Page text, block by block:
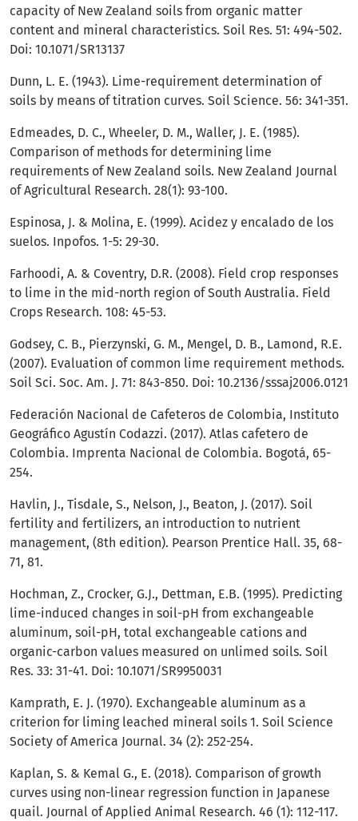
capacity of New Zealand soils from organic matter
content and mineral characteristics. Soil Res. 51: 494-502.
Doi: 10.1071/SR13137
Dunn, L. E. (1943). Lime-requirement determination of
soils by means of titration curves. Soil Science. 56: 341-351.
Edmeades, D. C., Wheeler, D. M., Waller, J. E. (1985).
Comparison of methods for determining lime
requirements of New Zealand soils. New Zealand Journal
of Agricultural Research. 28(1): 93-100.
Espinosa, J. & Molina, E. (1999). Acidez y encalado de los
suelos. Inpofos. 1-5: 29-30.
Farhoodi, A. & Coventry, D.R. (2008). Field crop responses
to lime in the mid-north region of South Australia. Field
Crops Research. 108: 45-53.
Godsey, C. B., Pierzynski, G. M., Mengel, D. B., Lamond, R.E.
(2007). Evaluation of common lime requirement methods.
Soil Sci. Soc. Am. J. 71: 843-850. Doi: 10.2136/sssaj2006.0121
Federación Nacional de Cafeteros de Colombia, Instituto
Geográfico Agustín Codazzi. (2017). Atlas cafetero de
Colombia. Imprenta Nacional de Colombia. Bogotá, 65-
254.
Havlin, J., Tisdale, S., Nelson, J., Beaton, J. (2017). Soil
fertility and fertilizers, an introduction to nutrient
management, (8th edition). Pearson Prentice Hall. 35, 68-
71, 81.
Hochman, Z., Crocker, G.J., Dettman, E.B. (1995). Predicting
lime-induced changes in soil-pH from exchangeable
aluminum, soil-pH, total exchangeable cations and
organic-carbon values measured on unlimed soils. Soil
Res. 33: 31-41. Doi: 10.1071/SR9950031
Kamprath, E. J. (1970). Exchangeable aluminum as a
criterion for liming leached mineral soils 1. Soil Science
Society of America Journal. 34 (2): 252-254.
Kaplan, S. & Kemal G., E. (2018). Comparison of growth
curves using non-linear regression function in Japanese
quail. Journal of Applied Animal Research. 46 (1): 112-117.